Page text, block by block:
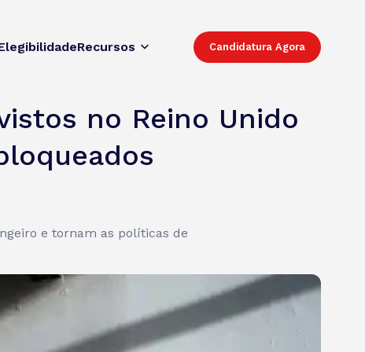
Recursos Candidatura Agora
no Reino Unido
e tornam as políticas de